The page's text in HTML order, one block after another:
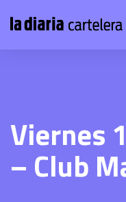
Viernes
– Club